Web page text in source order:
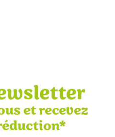
et recevez